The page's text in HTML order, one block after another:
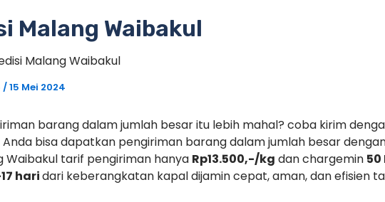
Malang Waibakul
Malang Waibakul
/15 Mei 2024
barang dalam jumlah besar itu lebih mahal? coba kirim
bisa dapatkan pengiriman barang dalam jumlah besar
Waibakul tarif pengiriman hanya Rp13.500,-/kg dan chargemin 50
haridari keberangkatan kapal dijamin cepat, aman, dan efisien